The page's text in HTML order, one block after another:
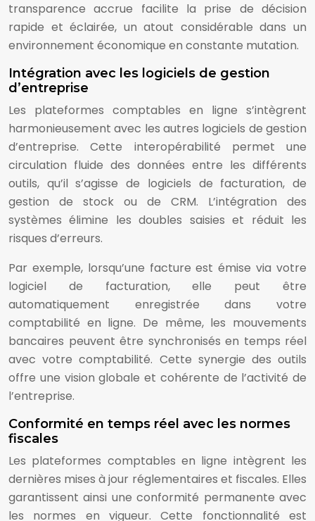
transparence accrue facilite la prise de décision
rapide et éclairée, un atout considérable dans un
environnement économique en constante mutation.
Intégration avec les logiciels de gestion
d’entreprise
Les plateformes comptables en ligne s’intègrent
harmonieusement avec les autres logiciels de gestion
d’entreprise. Cette interopérabilité permet une
circulation fluide des données entre les différents
outils, qu’il s’agisse de logiciels de facturation, de
gestion de stock ou de CRM. L’intégration des
systèmes élimine les doubles saisies et réduit les
risques d’erreurs.
Par exemple, lorsqu’une facture est émise via votre
logiciel de facturation, elle peut être
automatiquement enregistrée dans votre
comptabilité en ligne. De même, les mouvements
bancaires peuvent être synchronisés en temps réel
avec votre comptabilité. Cette synergie des outils
offre une vision globale et cohérente de l’activité de
l’entreprise.
Conformité en temps réel avec les normes
fiscales
Les plateformes comptables en ligne intègrent les
dernières mises à jour réglementaires et fiscales. Elles
garantissent ainsi une conformité permanente avec
les normes en vigueur. Cette fonctionnalité est